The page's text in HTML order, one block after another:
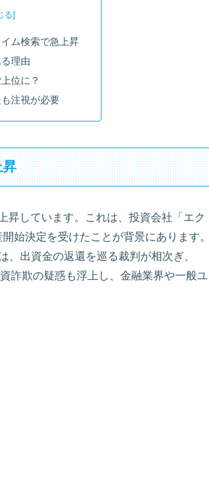
ム検索で急上昇
理由
位に？
注視が必要
昇しています。これは、投資会社「エク
始決定を受けたことが背景にあります。
出資金の返還を巡る裁判が相次ぎ、
詐欺の疑惑も浮上し、金融業界や一般ユ